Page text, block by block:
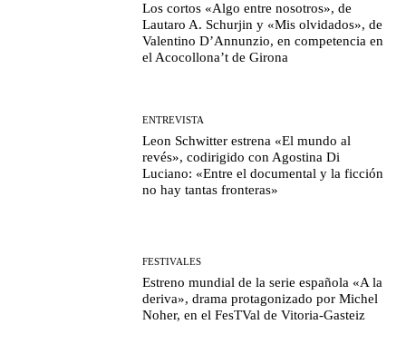
Los cortos «Algo entre nosotros», de
Lautaro A. Schurjin y «Mis olvidados», de
Valentino D’Annunzio, en competencia en
el Acocollona’t de Girona
ENTREVISTA
Leon Schwitter estrena «El mundo al
revés», codirigido con Agostina Di
Luciano: «Entre el documental y la ficción
no hay tantas fronteras»
FESTIVALES
Estreno mundial de la serie española «A la
deriva», drama protagonizado por Michel
Noher, en el FesTVal de Vitoria-Gasteiz